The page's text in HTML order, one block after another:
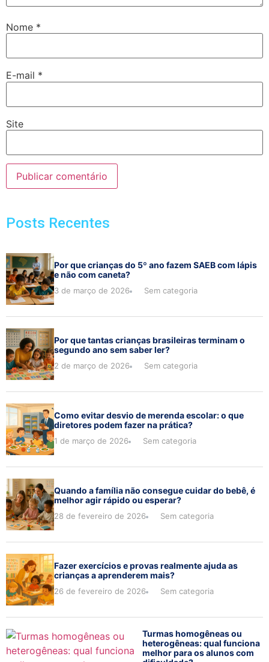
Nome *
E-mail *
Site
Posts Recentes
Por que crianças do 5º ano fazem SAEB com lápis
e não com caneta?
3 de março de 2026 Sem categoria
Por que tantas crianças brasileiras terminam o
segundo ano sem saber ler?
2 de março de 2026 Sem categoria
Como evitar desvio de merenda escolar: o que
diretores podem fazer na prática?
1 de março de 2026 Sem categoria
Quando a família não consegue cuidar do bebê, é
melhor agir rápido ou esperar?
28 de fevereiro de 2026 Sem categoria
Fazer exercícios e provas realmente ajuda as
crianças a aprenderem mais?
26 de fevereiro de 2026 Sem categoria
Turmas homogêneas ou
heterogêneas: qual funciona
melhor para os alunos com